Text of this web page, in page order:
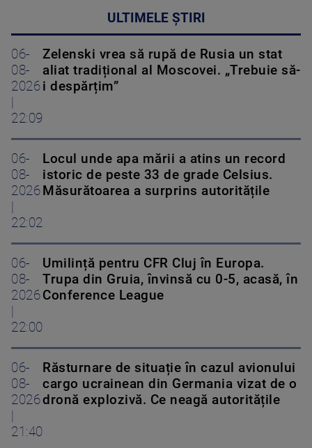
ULTIMELE ȘTIRI
06-
08-
2026
22:09
Zelenski vrea să rupă de Rusia un stat
aliat tradițional al Moscovei. „Trebuie să-
i despărțim”
06-
08-
2026
22:02
Locul unde apa mării a atins un record
istoric de peste 33 de grade Celsius.
Măsurătoarea a surprins autoritățile
06-
08-
2026
22:00
Umilință pentru CFR Cluj în Europa.
Trupa din Gruia, învinsă cu 0-5, acasă, în
Conference League
06-
08-
2026
21:40
Răsturnare de situație în cazul avionului
cargo ucrainean din Germania vizat de o
dronă explozivă. Ce neagă autoritățile